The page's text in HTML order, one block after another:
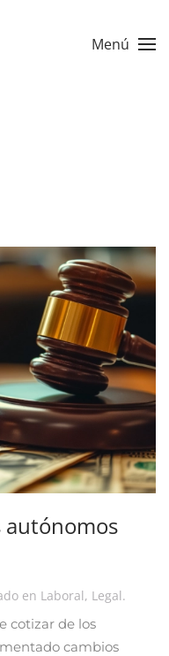
Menú
autónomos
en Laboral, Legal.
cotizar de los
cambios